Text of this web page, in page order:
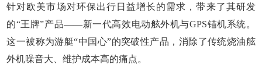
针对欧美市场对环保出行日益增长的需求，带来了其研发
的“王牌”产品——新一代高效电动舷外机与GPS锚机系统。
这一被称为游艇“中国心”的突破性产品，消除了传统烧油舷
外机噪音大、维护成本高的痛点。